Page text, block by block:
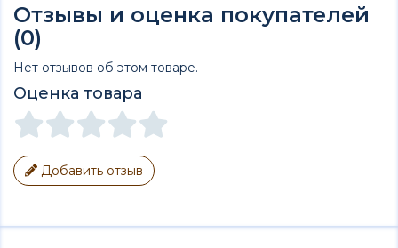
Отзывы и оценка покупателей
(0)
Нет отзывов об этом товаре.
Оценка товара
Добавить отзыв